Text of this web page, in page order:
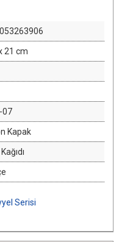
21 cm
07
Kapak
Serisi